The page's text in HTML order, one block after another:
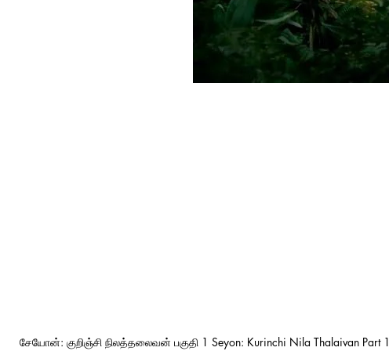
சேயோன்: குறிஞ்சி நிலத்தலைவன் பகுதி 1 Seyon: Kurinchi Nila Thalaivan Part 1